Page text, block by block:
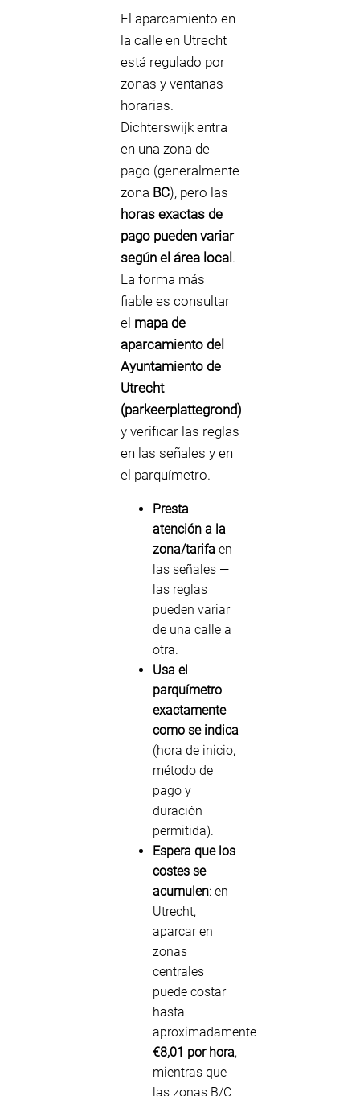
El aparcamiento en
la calle en Utrecht
está regulado por
zonas y ventanas
horarias.
Dichterswijk entra
en una zona de
pago (generalmente
zona BC), pero las
horas exactas de
pago pueden variar
según el área local .
La forma más
fiable es consultar
el mapa de
aparcamiento del
Ayuntamiento de
Utrecht
(parkeerplattegrond)
y verificar las reglas
en las señales y en
el parquímetro.
Presta
atención a la
zona/tarifa en
las señales —
las reglas
pueden variar
de una calle a
otra.
Usa el
parquímetro
exactamente
como se indica
(hora de inicio,
método de
pago y
duración
permitida).
Espera que los
costes se
acumulen: en
Utrecht,
aparcar en
zonas
centrales
puede costar
hasta
aproximadamente
€8,01 por hora,
mientras que
las zonas B/C